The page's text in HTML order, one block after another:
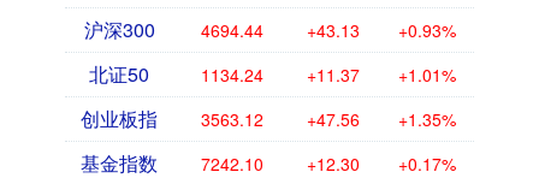
沪深300 4694.44 +43.13 +0.93%
北证50 1134.24 +11.37 +1.01%
创业板指 3563.12 +47.56 +1.35%
基金指数 7242.10 +12.30 +0.17%